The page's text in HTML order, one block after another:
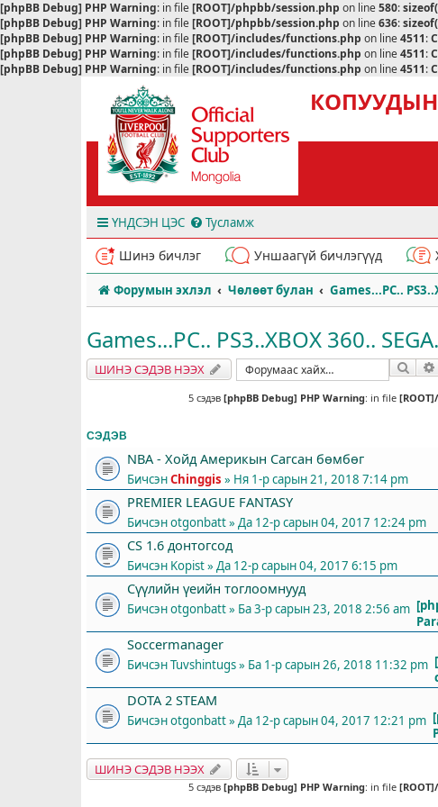
[phpBB Debug] PHP Warning: in file[ROOT]/phpbb/session.php on line580:
[phpBB Debug] PHP Warning: in file[ROOT]/phpbb/session.php on line636:
[phpBB Debug] PHP Warning: in file[ROOT]/includes/functions.php on line4511:
[phpBB Debug] PHP Warning: in file[ROOT]/includes/functions.php on line4511:
[phpBB Debug] PHP Warning: in file[ROOT]/includes/functions.php on line4511:
ҮНДСЭН ЦЭС Тусламж
Шинэ бичлэг Уншаагүй бичлэгүүд
Форумын эхлэл Чөлөөт булан Games...PC..
Games...PC.. PS3..XBOX 360..
ШИНЭ СЭДЭВ НЭЭХ Хайлт
5 сэдэв [phpBB Debug] PHP Warning: in file
СЭДЭВ
NBA - Хойд Америкын Сагсан бөмбөг
БичсэнChinggis » Ня 1-р сарын 21, 2018 7:14 pm
PREMIER LEAGUE FANTASY
Бичсэнotgonbatt» Да 12-р сарын 04, 2017 12:24 pm
СS 1.6 донтогсод
Бичсэн Kopist» Да 12-р сарын 04, 2017 6:15 pm
Сүүлийн үеийн тоглоомнууд
Бичсэнotgonbatt» Ба 3-р сарын 23, 2018 2:56 am
Soccermanager
БичсэнTuvshintugs» Ба 1-р сарын 26, 2018 11:32 pm
DOTA 2 STEAM
Бичсэнotgonbatt» Да 12-р сарын 04, 2017 12:21 pm
ШИНЭ СЭДЭВ НЭЭХ
5 сэдэв [phpBB Debug] PHP Warning: in file